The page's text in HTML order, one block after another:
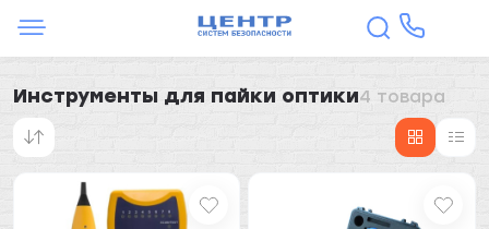
Инструменты для пайки оптики4 товара